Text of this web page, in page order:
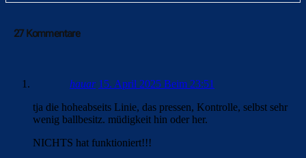
27 Kommentare
hauar 15. April 2025 Beim 23:51
tja die hoheabseits Linie, das pressen, Kontrolle, selbst sehr
wenig ballbesitz. müdigkeit hin oder her.
NICHTS hat funktioniert!!!